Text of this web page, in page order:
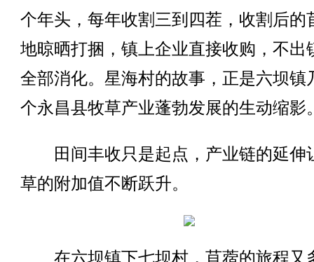
个年头，每年收割三到四茬，收割后的
地晾晒打捆，镇上企业直接收购，不出
全部消化。星海村的故事，正是六坝镇
个永昌县牧草产业蓬勃发展的生动缩影
田间丰收只是起点，产业链的延伸
草的附加值不断跃升。
在六坝镇下七坝村，苜蓿的旅程又